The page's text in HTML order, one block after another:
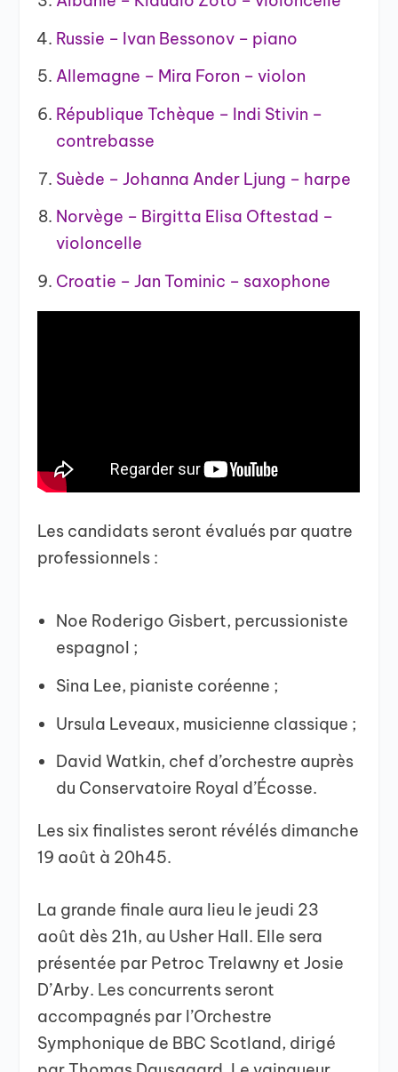
Russie – Ivan Bessonov – piano
Allemagne – Mira Foron – violon
République Tchèque – Indi Stivin –
contrebasse
Suède – Johanna Ander Ljung – harpe
Norvège – Birgitta Elisa Oftestad –
violoncelle
Croatie – Jan Tominic – saxophone
Les candidats seront évalués par quatre
professionnels :
Noe Roderigo Gisbert, percussioniste
espagnol ;
Sina Lee, pianiste coréenne ;
Ursula Leveaux, musicienne classique ;
David Watkin, chef d’orchestre auprès
du Conservatoire Royal d’Écosse.
Les six finalistes seront révélés dimanche
19 août à 20h45.
La grande finale aura lieu le jeudi 23
août dès 21h, au Usher Hall. Elle sera
présentée par Petroc Trelawny et Josie
D’Arby. Les concurrents seront
accompagnés par l’Orchestre
Symphonique de BBC Scotland, dirigé